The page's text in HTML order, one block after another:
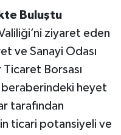
Buluştu
ziyaret eden
ve Sanayi Odası
Ticaret Borsası
beraberindeki heyet
tarafından
ticari potansiyeli ve